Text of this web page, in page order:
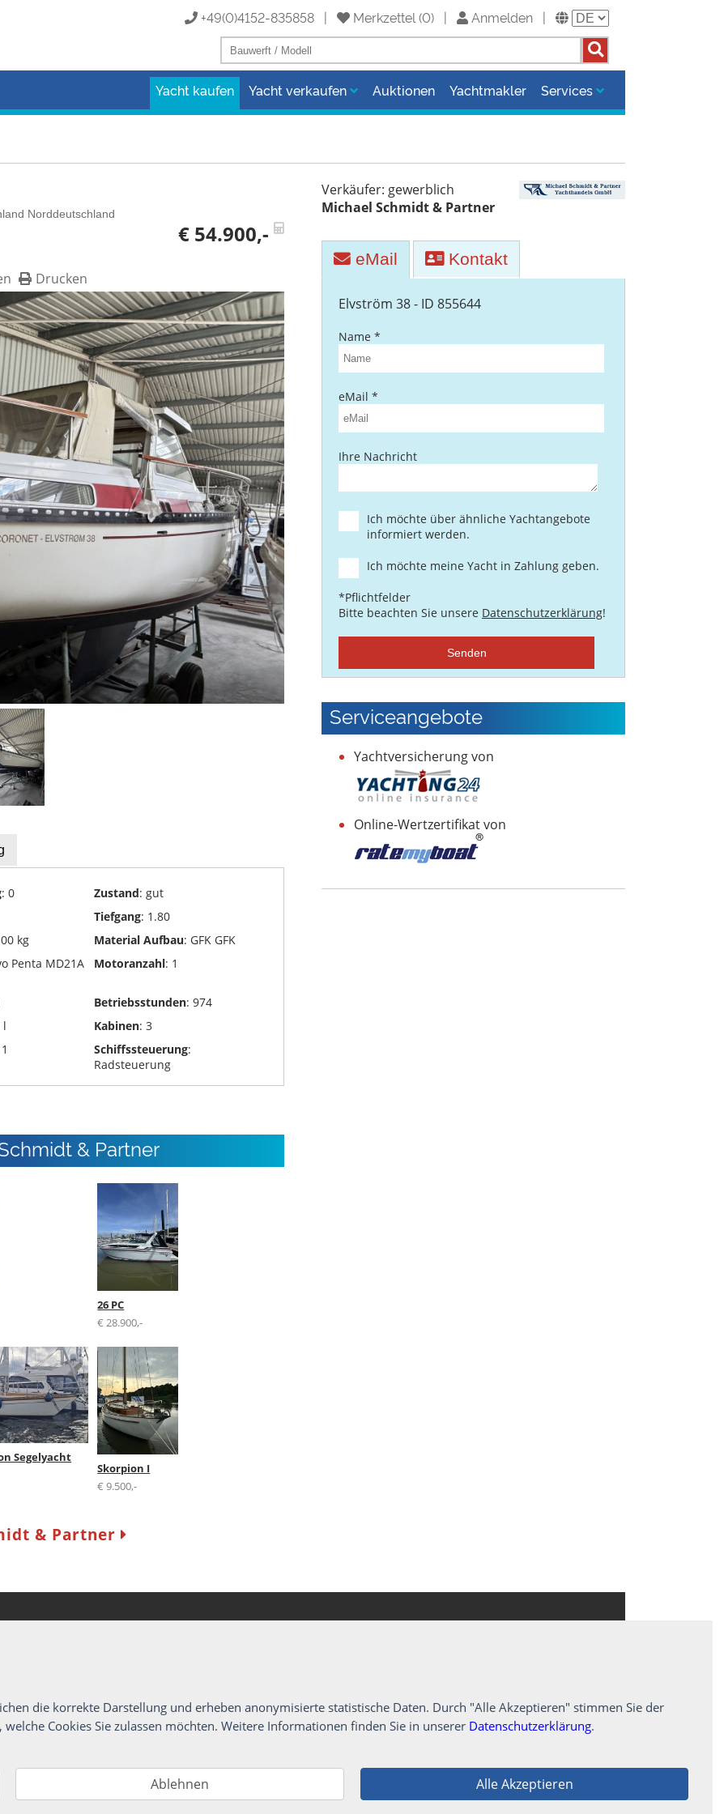
+49(0)4152-835858 | Merkzettel (0) | Anmelden |
Yacht kaufen Yacht verkaufen Auktionen Yachtmakler Services
Norddeutschland
€ 54.900,-
Drucken
: 0 Zustand: gut
Tiefgang: 1.80
kg Material Aufbau: GFK GFK
Penta MD21A Motoranzahl: 1
Betriebsstunden: 974
l Kabinen: 3
Schiffssteuerung:
Radsteuerung
& Partner
26 PC
€ 28.900,-
Segelyacht
Skorpion I
€ 9.500,-
& Partner
Verkäufer: gewerblich
Michael Schmidt & Partner
eMail Kontakt
Elvström 38 - ID 855644
Name *
eMail *
Ihre Nachricht
Ich möchte über ähnliche Yachtangebote
informiert werden.
Ich möchte meine Yacht in Zahlung geben.
*Pflichtfelder
Bitte beachten Sie unsere Datenschutzerklärung!
Senden
Serviceangebote
Yachtversicherung von
Online-Wertzertifikat von
Abmeldelink im Newsletter abmelden.
Bitte beachten Sie unsereDatenschutzerklärung.
die korrekte Darstellung und erheben anonymisierte statistische Daten. Durch "Alle Akzeptieren" stimmen Sie der
Cookies Sie zulassen möchten. Weitere Informationen finden Sie in unserer Datenschutzerklärung.
Ablehnen Alle Akzeptieren